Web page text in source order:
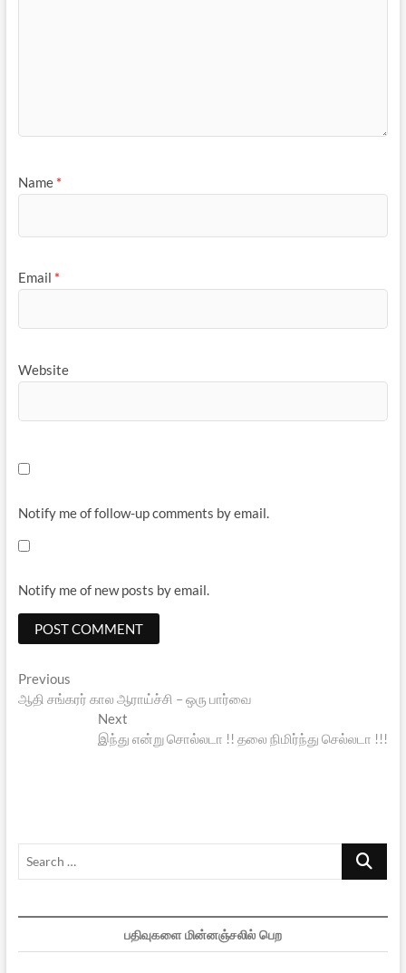
Name *
Email *
Website
Notify me of follow-up comments by email.
Notify me of new posts by email.
Post
navigation
PreviousPrevious
post:
ஆதி சங்கரர் கால ஆராய்ச்சி – ஒரு பார்வை
Next
post:
இந்து என்று சொல்லடா !! தலை நிமிர்ந்து செல்லடா !!!
Search
பதிவுகளை மின்னஞ்சலில் பெற